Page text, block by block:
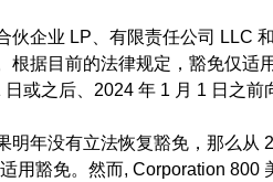
伙企业 LP、有限责任公司 LLC
根据目前的法律规定，豁免仅
日或之后、2024 年 1 月 1 日之
明年没有立法恢复豁免，那么从
用豁免。然而, Corporation 800